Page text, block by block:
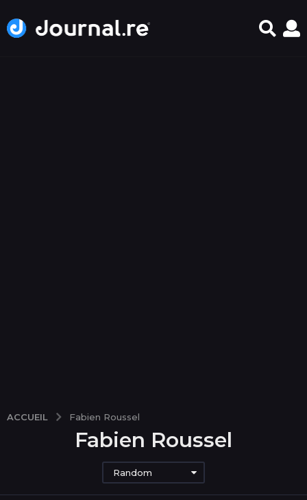
ACCUEIL Fabien Roussel
Fabien Roussel
Random